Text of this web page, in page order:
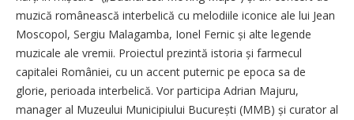
muzică românească interbelică cu melodiile iconice ale lui Jean
Moscopol, Sergiu Malagamba, Ionel Fernic și alte legende
muzicale ale vremii. Proiectul prezintă istoria și farmecul
capitalei României, cu un accent puternic pe epoca sa de
glorie, perioada interbelică. Vor participa Adrian Majuru,
manager al Muzeului Municipiului Bucu­rești (MMB) și curator al